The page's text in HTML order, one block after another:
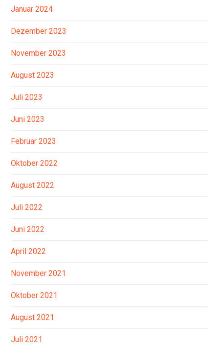
Januar 2024
Dezember 2023
November 2023
August 2023
Juli 2023
Juni 2023
Februar 2023
Oktober 2022
August 2022
Juli 2022
Juni 2022
April 2022
November 2021
Oktober 2021
August 2021
Juli 2021